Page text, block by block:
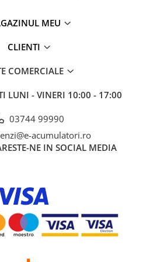
2 ani
stații DELTA în teren
MEU
CLIENTI
COMERCIALE
LUNI - VINERI 10:00 - 17:00
03744 99990
acumulatori.ro
NE IN SOCIAL MEDIA